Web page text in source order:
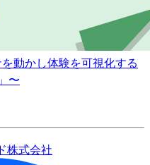
動かし体験を可視化する
〜
株式会社